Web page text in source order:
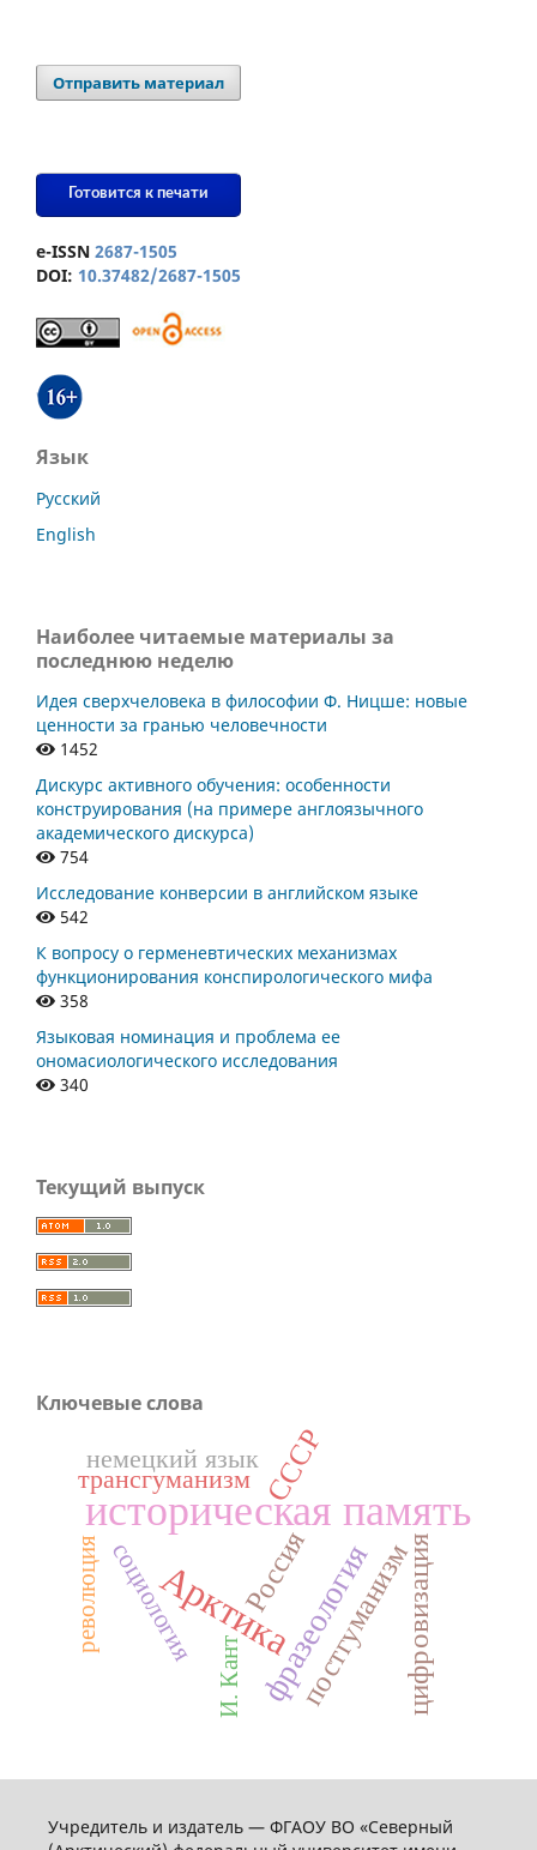
Отправить материал
Готовится к печати
e-ISSN 2687-1505
DOI: 10.37482/2687-1505
Язык
Русский
English
Наиболее читаемые материалы за
последнюю неделю
Идея сверхчеловека в философии Ф. Ницше: новые
ценности за гранью человечности
1452
Дискурс активного обучения: особенности
конструирования (на примере англоязычного
академического дискурса)
754
Исследование конверсии в английском языке
542
К вопросу о герменевтических механизмах
функционирования конспирологического мифа
358
Языковая номинация и проблема ее
ономасиологического исследования
340
Текущий выпуск
Ключевые слова
историческая память
Арктикафразеология
Россия
СССР
цифровизация
постгуманизм
социология
трансгуманизм
немецкий язык
революция
И. Кант
Учредитель и издатель — ФГАОУ ВО «Северный